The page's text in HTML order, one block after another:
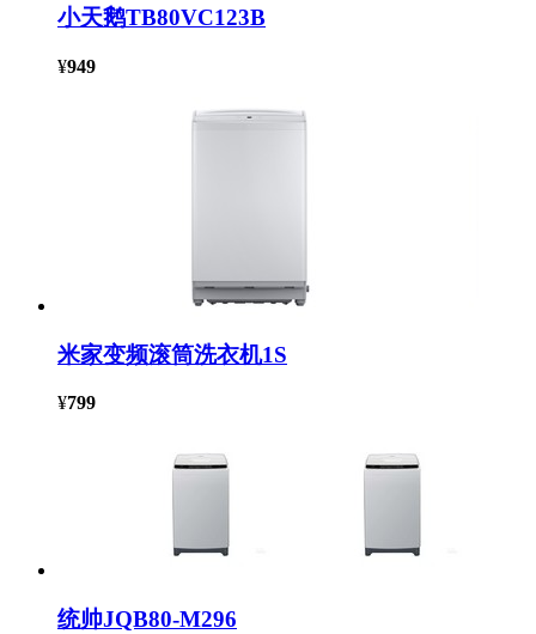
小天鹅TB80VC123B
¥949
米家变频滚筒洗衣机1S
¥799
统帅JQB80-M296